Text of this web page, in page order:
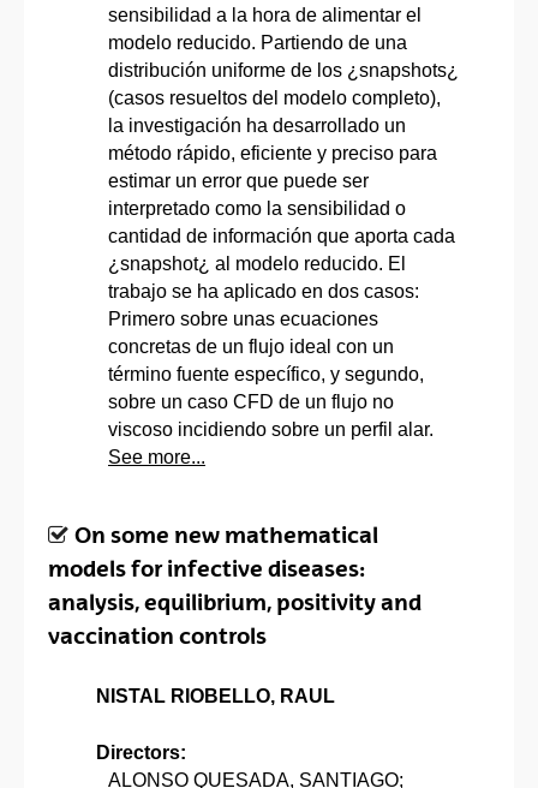
sensibilidad a la hora de alimentar el
modelo reducido. Partiendo de una
distribución uniforme de los ¿snapshots¿
(casos resueltos del modelo completo),
la investigación ha desarrollado un
método rápido, eficiente y preciso para
estimar un error que puede ser
interpretado como la sensibilidad o
cantidad de información que aporta cada
¿snapshot¿ al modelo reducido. El
trabajo se ha aplicado en dos casos:
Primero sobre unas ecuaciones
concretas de un flujo ideal con un
término fuente específico, y segundo,
sobre un caso CFD de un flujo no
viscoso incidiendo sobre un perfil alar.
See more...
On some new mathematical
models for infective diseases:
analysis, equilibrium, positivity and
vaccination controls
NISTAL RIOBELLO, RAUL
Directors:
ALONSO QUESADA, SANTIAGO;